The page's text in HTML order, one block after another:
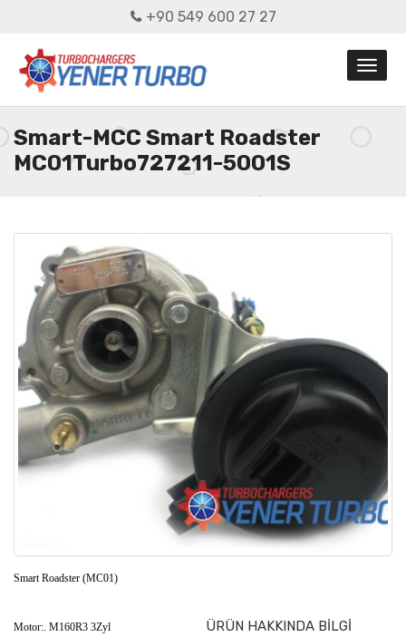
+90 549 600 27 27
Smart-MCC Smart Roadster
MC01Turbo727211-5001S
Smart Roadster (MC01)
Motor:. M160R3 3Zyl ÜRÜN HAKKINDA BİLGİ